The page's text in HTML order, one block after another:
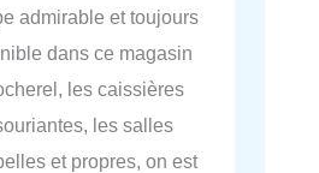
admirable et toujours
dans ce magasin
les caissières
les salles
et propres, on est